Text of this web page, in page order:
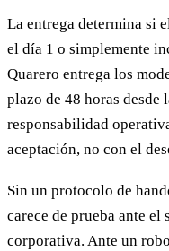
La entrega determina si
el día 1 o simplemente
Quarero entrega los
plazo de 48 horas
responsabilidad
aceptación, no con el
Sin un protocolo de
carece de prueba ante
corporativa. Ante un